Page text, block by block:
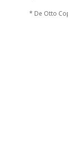
* De Otto